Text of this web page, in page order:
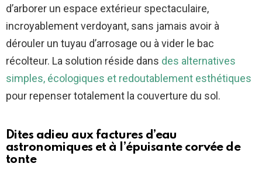
d’arborer un espace extérieur spectaculaire,
incroyablement verdoyant, sans jamais avoir à
dérouler un tuyau d’arrosage ou à vider le bac
récolteur. La solution réside dans des alternatives
simples, écologiques et redoutablement esthétiques
pour repenser totalement la couverture du sol.
Dites adieu aux factures d’eau
astronomiques et à l’épuisante corvée de
tonte